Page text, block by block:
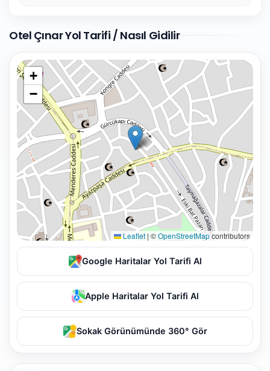
Otel Çınar Yol Tarifi / Nasıl Gidilir
+
−
Leaflet | ©OpenStreetMapcontributors
Google Haritalar Yol Tarifi Al
Apple Haritalar Yol Tarifi Al
Sokak Görünümünde 360° Gör